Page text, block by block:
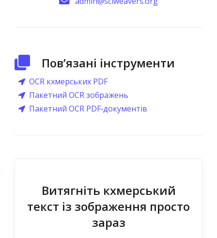
Пов’язані інструменти
OCR кхмерських PDF
Пакетний OCR зображень
Пакетний OCR PDF‑документів
Витягніть кхмерський
текст із зображення просто
зараз